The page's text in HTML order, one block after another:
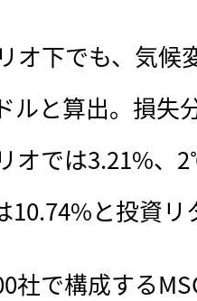
下でも、気候
ルと算出。損失
オでは3.21%、
と投資リ
社で構成する